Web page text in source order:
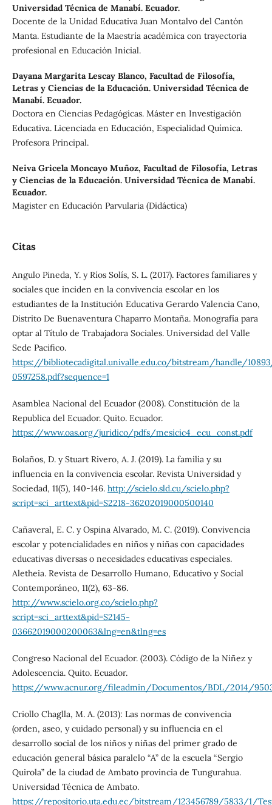
Universidad Técnica de Manabí. Ecuador.
Docente de la Unidad Educativa Juan Montalvo del Cantón
Manta. Estudiante de la Maestría académica con trayectoria
profesional en Educación Inicial.
Dayana Margarita Lescay Blanco, Facultad de Filosofía,
Letras y Ciencias de la Educación. Universidad Técnica de
Manabí. Ecuador.
Doctora en Ciencias Pedagógicas. Máster en Investigación
Educativa. Licenciada en Educación, Especialidad Química.
Profesora Principal.
Neiva Gricela Moncayo Muñoz, Facultad de Filosofía, Letras
y Ciencias de la Educación. Universidad Técnica de Manabí.
Ecuador.
Magister en Educación Parvularia (Didáctica)
Citas
Angulo Pineda, Y. y Ríos Solís, S. L. (2017). Factores familiares y
sociales que inciden en la convivencia escolar en los
estudiantes de la Institución Educativa Gerardo Valencia Cano,
Distrito De Buenaventura Chaparro Montaña. Monografía para
optar al Título de Trabajadora Sociales. Universidad del Valle
Sede Pacifico.
https://bibliotecadigital.univalle.edu.co/bitstream/handle/
0597258.pdf?sequence=1
Asamblea Nacional del Ecuador (2008). Constitución de la
Republica del Ecuador. Quito. Ecuador.
https://www.oas.org/juridico/pdfs/mesicic4_ecu_const.pdf
Bolaños, D. y Stuart Rivero, A. J. (2019). La familia y su
influencia en la convivencia escolar. Revista Universidad y
Sociedad, 11(5), 140-146. http://scielo.sld.cu/scielo.php?
script=sci_arttext&pid=S2218-36202019000500140
Cañaveral, E. C. y Ospina Alvarado, M. C. (2019). Convivencia
escolar y potencialidades en niños y niñas con capacidades
educativas diversas o necesidades educativas especiales.
Aletheia. Revista de Desarrollo Humano, Educativo y Social
Contemporáneo, 11(2), 63-86.
http://www.scielo.org.co/scielo.php?
script=sci_arttext&pid=S2145-
03662019000200063&lng=en&tlng=es
Congreso Nacional del Ecuador. (2003). Código de la Niñez y
Adolescencia. Quito. Ecuador.
https://www.acnur.org/fileadmin/Documentos/BDL/2014/
Criollo Chaglla, M. A. (2013): Las normas de convivencia
(orden, aseo, y cuidado personal) y su influencia en el
desarrollo social de los niños y niñas del primer grado de
educación general básica paralelo “A” de la escuela “Sergio
Quirola” de la ciudad de Ambato provincia de Tungurahua.
Universidad Técnica de Ambato.
https://repositorio.uta.edu.ec/bitstream/123456789/5833/1/